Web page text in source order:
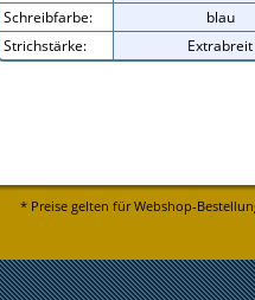
Schreibfarbe:
blau
Strichstärke:
Extrabreit
* Preise gelten für Webshop-